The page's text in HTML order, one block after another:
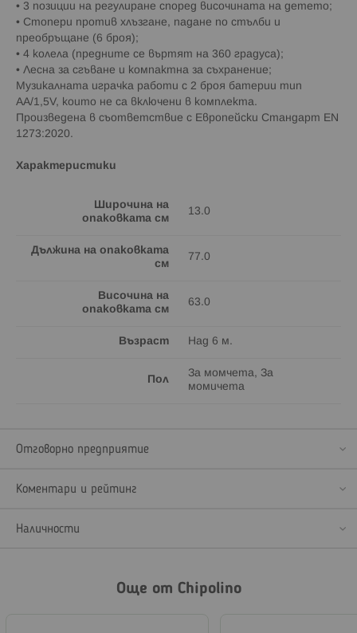
• 3 позиции на регулиране според височината на детето;
• Стопери против хлъзгане, падане по стълби и
преобръщане (6 броя);
• 4 колела (предните се въртят на 360 градуса);
• Лесна за сгъване и компактна за съхранение;
Музикалната играчка работи с 2 броя батерии тип
АА/1,5V, които не са включени в комплекта.
Произведена в съответствие с Европейски Стандарт EN
1273:2020.
Характеристики
Широчина на
опаковката см
13.0
Дължина на опаковката
см
77.0
Височина на
опаковката см
63.0
Възраст Над 6 м.
Пол
За момчета, За
момичета
Отговорно предприятие
Коментари и рейтинг
Наличности
Още от Chipolino